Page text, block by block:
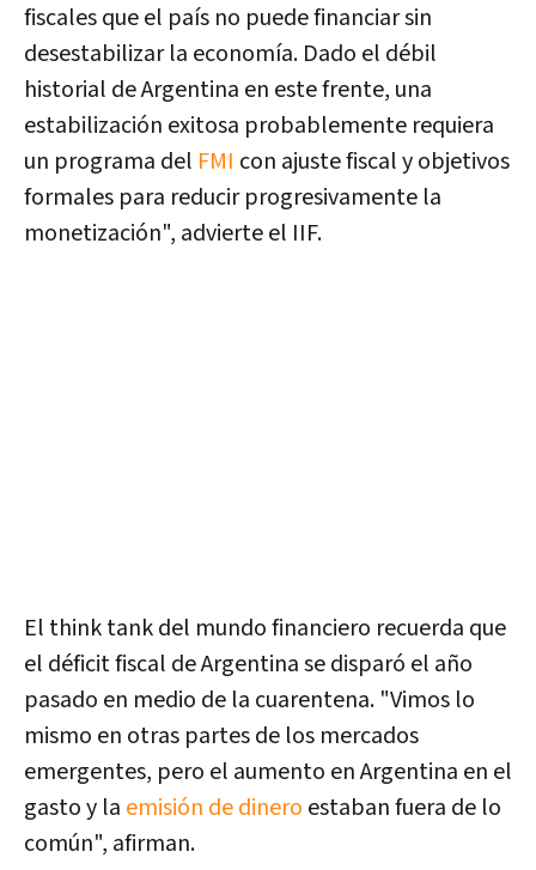
fiscales que el país no puede financiar sin
desestabilizar la economía. Dado el débil
historial de Argentina en este frente, una
estabilización exitosa probablemente requiera
un programa del FMI con ajuste fiscal y objetivos
formales para reducir progresivamente la
monetización", advierte el IIF.
El think tank del mundo financiero recuerda que
el déficit fiscal de Argentina se disparó el año
pasado en medio de la cuarentena. "Vimos lo
mismo en otras partes de los mercados
emergentes, pero el aumento en Argentina en el
gasto y la emisión de dinero estaban fuera de lo
común", afirman.